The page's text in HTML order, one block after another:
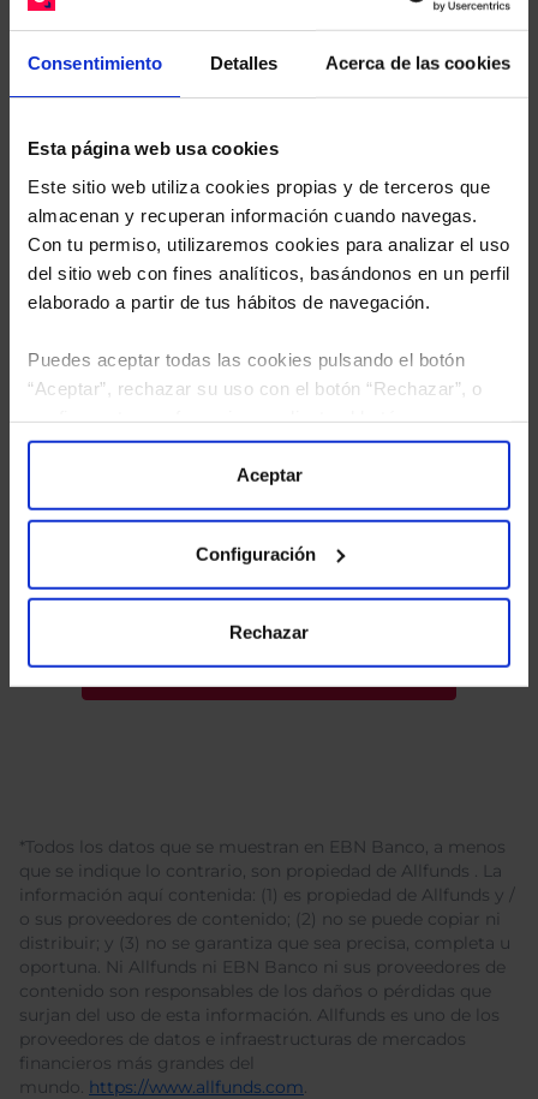
Consentimiento Detalles Acerca de las cookies
Esta página web usa cookies
Este sitio web utiliza cookies propias y de terceros que
almacenan y recuperan información cuando navegas.
Con tu permiso, utilizaremos cookies para analizar el uso
del sitio web con fines analíticos, basándonos en un perfil
elaborado a partir de tus hábitos de navegación.
Puedes aceptar todas las cookies pulsando el botón
“Aceptar”, rechazar su uso con el botón “Rechazar”, o
“Configuración”. Consulta nuestraPolítica
para más información.
Aceptar
Configuración
Rechazar
sus Fondos y nuestros expertos le enviarán un
estudio gratuito de sus alternativas de Clases
He leídola política de privacidady consiento el
*Todos los datos que se muestran en EBN Banco, a menos
que se indique lo contrario, son propiedad de Allfunds . La
información aquí contenida: (1) es propiedad de Allfunds y /
o sus proveedores de contenido; (2) no se puede copiar ni
distribuir; y (3) no se garantiza que sea precisa, completa u
oportuna. Ni Allfunds ni EBN Banco ni sus proveedores de
contenido son responsables de los daños o pérdidas que
surjan del uso de esta información. Allfunds es uno de los
proveedores de datos e infraestructuras de mercados
financieros más grandes del
mundo. https://www.allfunds.com.